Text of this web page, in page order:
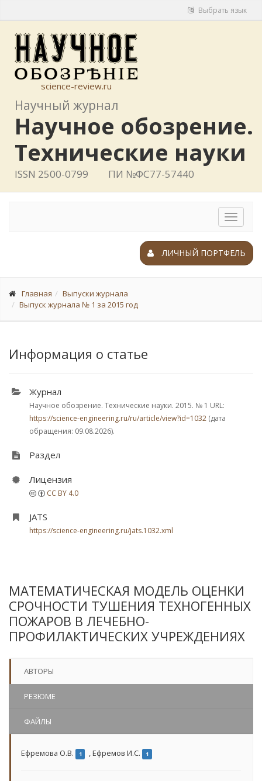
Выбрать язык
science-review.ru
Научный журнал
Научное обозрение.
Технические науки
ISSN 2500-0799 ПИ №ФС77-57440
Toggle
ЛИЧНЫЙ ПОРТФЕЛЬ
Главная
Выпуски журнала
Выпуск журнала № 1 за 2015 год
Информация о статье
Журнал
Научное обозрение. Технические науки. 2015. № 1 URL:
https://science-engineering.ru/ru/article/view?id=1032 (дата
обращения: 09.08.2026).
Раздел
Лицензия
CC BY 4.0
JATS
https://science-engineering.ru/jats.1032.xml
МАТЕМАТИЧЕСКАЯ МОДЕЛЬ ОЦЕНКИ
СРОЧНОСТИ ТУШЕНИЯ ТЕХНОГЕННЫХ
ПОЖАРОВ В ЛЕЧЕБНО-
ПРОФИЛАКТИЧЕСКИХ УЧРЕЖДЕНИЯХ
АВТОРЫ
РЕЗЮМЕ
ФАЙЛЫ
Ефремова О.В. 1 ,Ефремов И.С. 1